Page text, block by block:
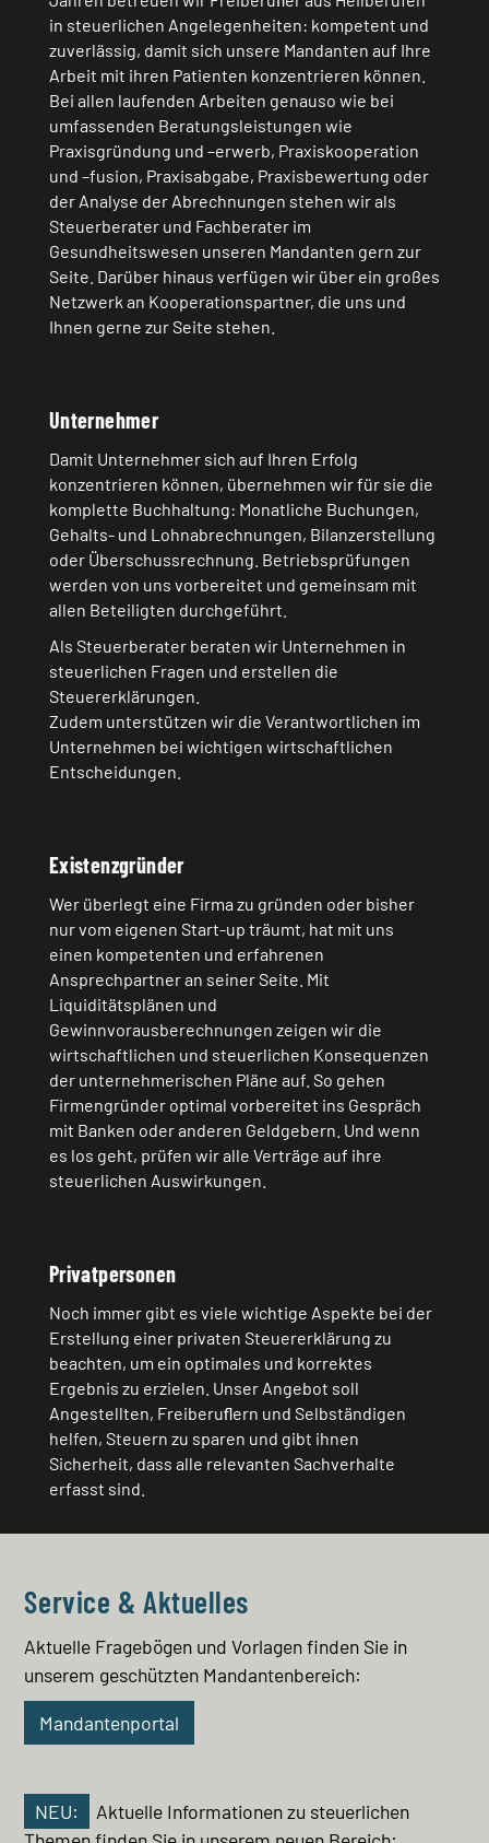
in steuerlichen Angelegenheiten: kompetent und
zuverlässig, damit sich unsere Mandanten auf Ihre
Arbeit mit ihren Patienten konzentrieren können.
Bei allen laufenden Arbeiten genauso wie bei
umfassenden Beratungsleistungen wie
Praxisgründung und –erwerb, Praxiskooperation
und –fusion, Praxisabgabe, Praxisbewertung oder
der Analyse der Abrechnungen stehen wir als
Steuerberater und Fachberater im
Gesundheitswesen unseren Mandanten gern zur
Seite. Darüber hinaus verfügen wir über ein großes
Netzwerk an Kooperationspartner, die uns und
Ihnen gerne zur Seite stehen.
Unternehmer
Damit Unternehmer sich auf Ihren Erfolg
konzentrieren können, übernehmen wir für sie die
komplette Buchhaltung: Monatliche Buchungen,
Gehalts- und Lohnabrechnungen, Bilanzerstellung
oder Überschussrechnung. Betriebsprüfungen
werden von uns vorbereitet und gemeinsam mit
allen Beteiligten durchgeführt.
Als Steuerberater beraten wir Unternehmen in
steuerlichen Fragen und erstellen die
Steuererklärungen.
Zudem unterstützen wir die Verantwortlichen im
Unternehmen bei wichtigen wirtschaftlichen
Entscheidungen.
Existenzgründer
Wer überlegt eine Firma zu gründen oder bisher
nur vom eigenen Start-up träumt, hat mit uns
einen kompetenten und erfahrenen
Ansprechpartner an seiner Seite. Mit
Liquiditätsplänen und
Gewinnvorausberechnungen zeigen wir die
wirtschaftlichen und steuerlichen Konsequenzen
der unternehmerischen Pläne auf. So gehen
Firmengründer optimal vorbereitet ins Gespräch
mit Banken oder anderen Geldgebern. Und wenn
es los geht, prüfen wir alle Verträge auf ihre
steuerlichen Auswirkungen.
Privatpersonen
Noch immer gibt es viele wichtige Aspekte bei der
Erstellung einer privaten Steuererklärung zu
beachten, um ein optimales und korrektes
Ergebnis zu erzielen. Unser Angebot soll
Angestellten, Freiberuﬂern und Selbständigen
helfen, Steuern zu sparen und gibt ihnen
Sicherheit, dass alle relevanten Sachverhalte
erfasst sind.
Service & Aktuelles
Aktuelle Fragebögen und Vorlagen finden Sie in
unserem geschützten Mandantenbereich:
Mandantenportal
NEU:
Aktuelle Informationen zu steuerlichen